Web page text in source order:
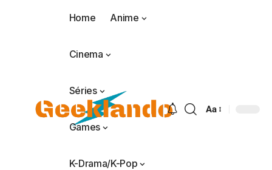
Home Anime
Cinema
Séries
Games
K-Drama/K-Pop
Aa